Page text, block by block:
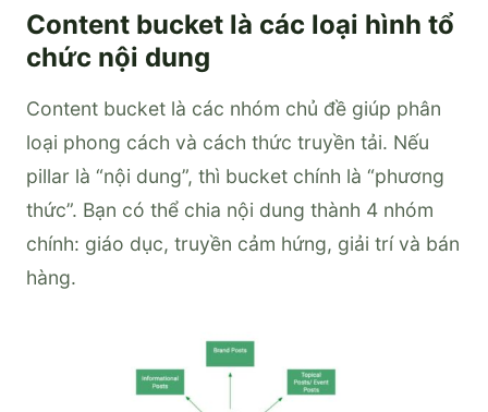
Content bucket là các loại hình tổ
chức nội dung
Content bucket là các nhóm chủ đề giúp phân
loại phong cách và cách thức truyền tải. Nếu
pillar là “nội dung”, thì bucket chính là “phương
thức”. Bạn có thể chia nội dung thành 4 nhóm
chính: giáo dục, truyền cảm hứng, giải trí và bán
hàng.